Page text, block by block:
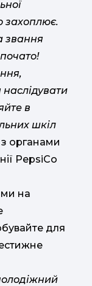
захоплює.
звання
в
шкіл
з органами
PepsiCo
на
для